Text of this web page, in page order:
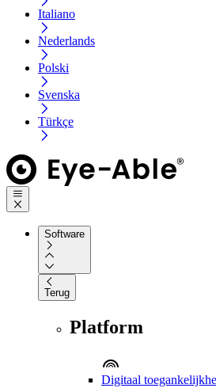
Italiano
Nederlands
Polski
Svenska
Türkçe
Software
Terug
Platform
Digitaal